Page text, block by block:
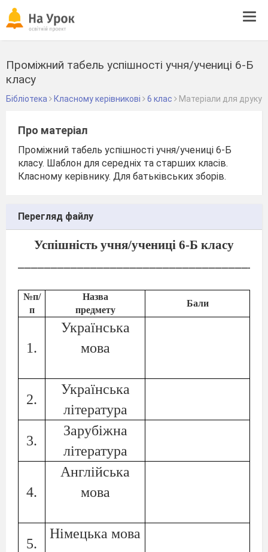
Проміжний табель успішності учня/учениці 6-Б
класу
Бібліотека Класному керівникові 6 клас Матеріали для друку
Про матеріал
Проміжний табель успішності учня/учениці 6-Б
класу. Шаблон для середніх та старших класів.
Класному керівнику. Для батьківських зборів.
Перегляд файлу
Успішність учня/учениці 6-Б класу
№п/
п
Назва
предмету
Бали
1.
Українська
мова
2.
Українська
література
3.
Зарубіжна
література
4.
Англійська
мова
5.
Німецька мова